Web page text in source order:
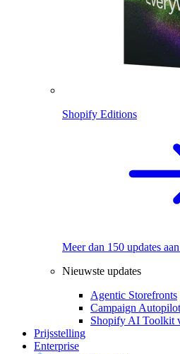
Shopify Editions
Meer dan 150 updates
Nieuwste updates
Agentic Storefronts
Campaign Autopilot
Shopify AI Toolkit
Prijsstelling
Enterprise